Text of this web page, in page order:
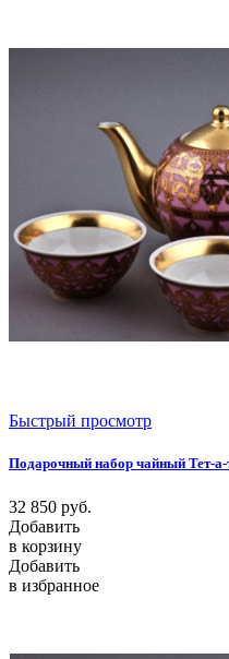
Быстрый просмотр
Подарочный набор чайный Тет-
32 850 руб.
Добавить
в корзину
Добавить
в избранное